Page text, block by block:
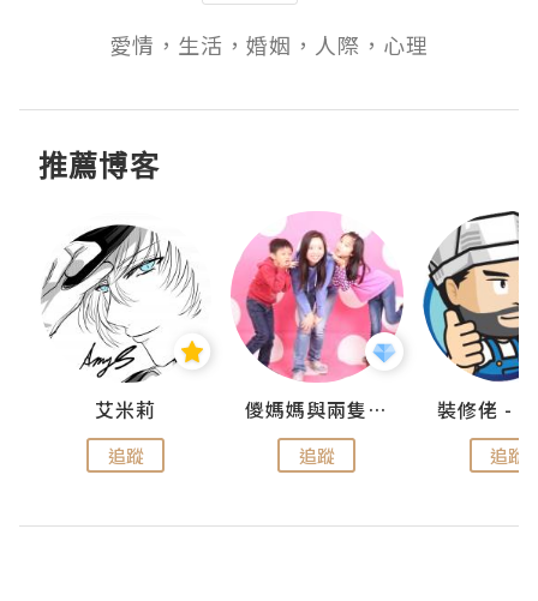
愛情，生活，婚姻，人際，心理
推薦博客
艾米莉
追蹤
儍媽媽與兩隻小魔怪之家
追蹤 追蹤